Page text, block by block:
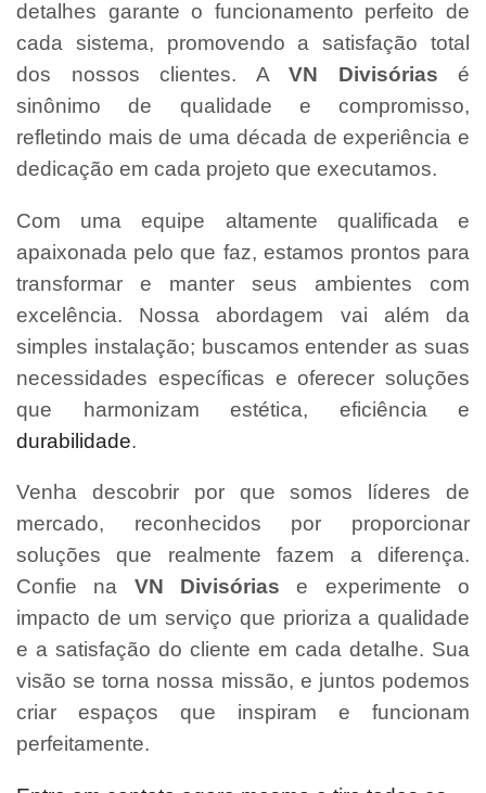
detalhes garante o funcionamento perfeito de
cada sistema, promovendo a satisfação total
dos nossos clientes. A VN Divisórias é
sinônimo de qualidade e compromisso,
refletindo mais de uma década de experiência e
dedicação em cada projeto que executamos.
Com uma equipe altamente qualificada e
apaixonada pelo que faz, estamos prontos para
transformar e manter seus ambientes com
excelência. Nossa abordagem vai além da
simples instalação; buscamos entender as suas
necessidades específicas e oferecer soluções
que harmonizam estética, eficiência e
durabilidade.
Venha descobrir por que somos líderes de
mercado, reconhecidos por proporcionar
soluções que realmente fazem a diferença.
Confie na VN Divisórias e experimente o
impacto de um serviço que prioriza a qualidade
e a satisfação do cliente em cada detalhe. Sua
visão se torna nossa missão, e juntos podemos
criar espaços que inspiram e funcionam
perfeitamente.